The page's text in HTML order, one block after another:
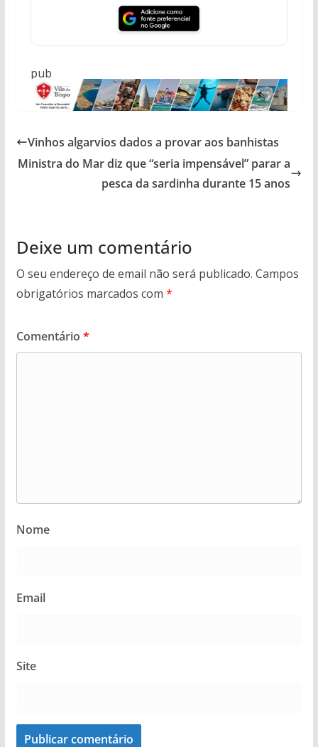
pub
Vinhos algarvios dados a provar aos banhistas
Ministra do Mar diz que “seria impensável” parar a
pesca da sardinha durante 15 anos
Deixe um comentário
O seu endereço de email não será publicado. Campos
obrigatórios marcados com *
Comentário *
Nome
Email
Site